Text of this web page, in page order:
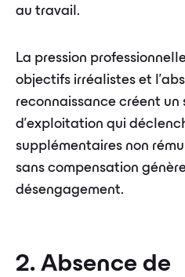
au travail.
La pression
objectifs irréalistes et
reconnaissance créent un
d'exploitation qui
supplémentaires non
sans compensation
désengagement.
2. Absence de